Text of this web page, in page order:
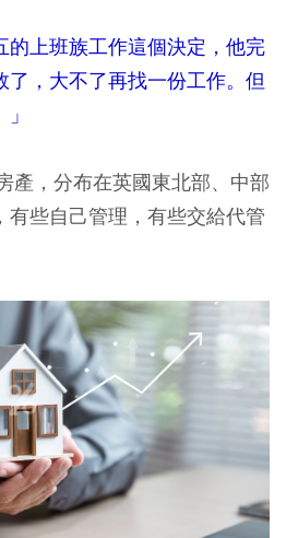
的上班族工作這個決定，他完
了，大不了再找一份工作。但
產，分布在英國東北部、中部
有些自己管理，有些交給代管